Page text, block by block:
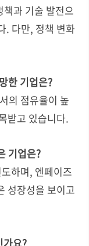
과 기술 발전으
. 다만, 정책 변화
한 기업은?
의 점유율이 높
받고 있습니다.
기업은?
하며, 엔페이즈
성장성을 보이고
가요?